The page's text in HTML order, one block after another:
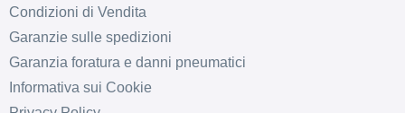
Condizioni di Vendita
Garanzie sulle spedizioni
Garanzia foratura e danni pneumatici
Informativa sui Cookie